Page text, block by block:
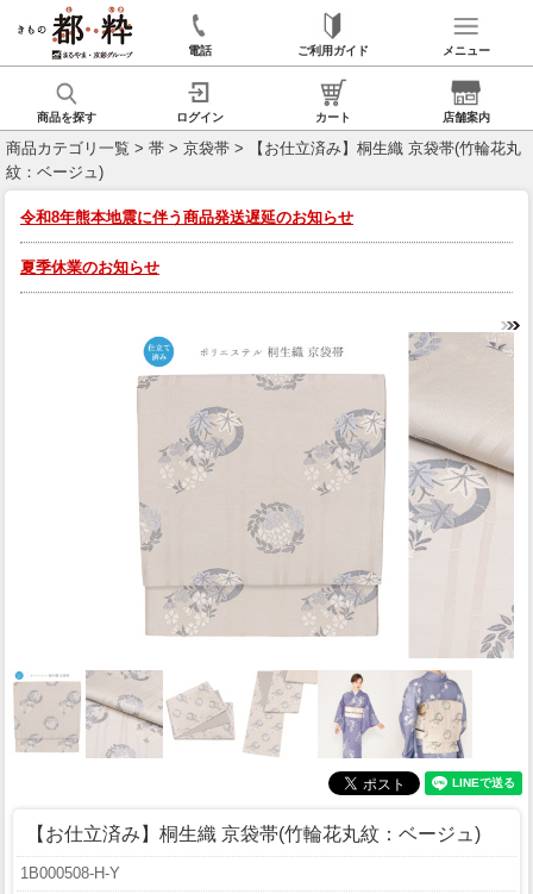
電話 ご利用ガイド メニュー
商品を探す ログイン カート 店舗案内
商品カテゴリ一覧 > 帯 > 京袋帯 > 【お仕立済み】桐生織 京袋帯(竹輪花丸
紋：ベージュ)
令和8年熊本地震に伴う商品発送遅延のお知らせ
夏季休業のお知らせ
【お仕立済み】桐生織 京袋帯(竹輪花丸紋：ベージュ)
1B000508-H-Y